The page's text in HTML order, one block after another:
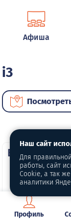
Афиша
i3
ВИП
Профиль
Наш сайт
Для
работы, сайт
Cookie, а так
аналитики